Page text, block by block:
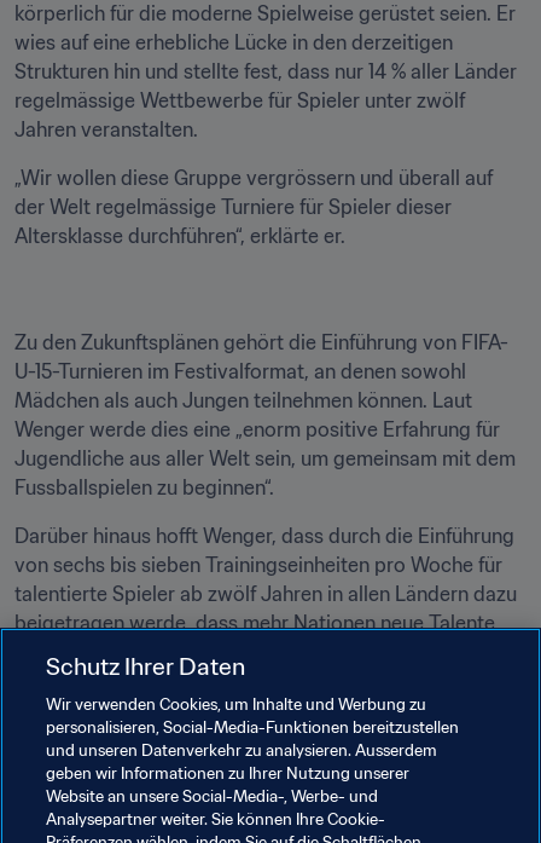
körperlich für die moderne Spielweise gerüstet seien. Er
wies auf eine erhebliche Lücke in den derzeitigen
Strukturen hin und stellte fest, dass nur 14 % aller Länder
regelmässige Wettbewerbe für Spieler unter zwölf
Jahren veranstalten.
„Wir wollen diese Gruppe vergrössern und überall auf
der Welt regelmässige Turniere für Spieler dieser
Altersklasse durchführen“, erklärte er.
Zu den Zukunftsplänen gehört die Einführung von FIFA-
U-15-Turnieren im Festivalformat, an denen sowohl
Mädchen als auch Jungen teilnehmen können. Laut
Wenger werde dies eine „enorm positive Erfahrung für
Jugendliche aus aller Welt sein, um gemeinsam mit dem
Fussballspielen zu beginnen“.
Darüber hinaus hofft Wenger, dass durch die Einführung
von sechs bis sieben Trainingseinheiten pro Woche für
talentierte Spieler ab zwölf Jahren in allen Ländern dazu
beigetragen werde, dass mehr Nationen neue Talente
hervorbringen können.
Verwandte Themen
Frauenfussball Entwicklung von Talenten
FIFA-Kongress Organisation Canada
Schutz Ihrer Daten
Wir verwenden Cookies, um Inhalte und Werbung zu
personalisieren, Social-Media-Funktionen bereitzustellen
und unseren Datenverkehr zu analysieren. Ausserdem
geben wir Informationen zu Ihrer Nutzung unserer
Website an unsere Social-Media-, Werbe- und
Analysepartner weiter. Sie können Ihre Cookie-